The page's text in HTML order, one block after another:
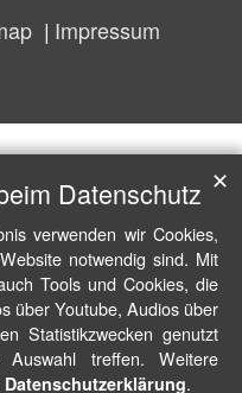
Impressum
Datenschutz
verwenden wir Cookies,
notwendig sind. Mit
Tools und Cookies, die
über Youtube, Audios über
Statistikzwecken genutzt
treffen. Weitere
Datenschutzerklärung.
✕